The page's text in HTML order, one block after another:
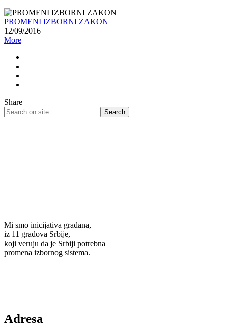
PROMENI IZBORNI ZAKON
12/09/2016
More
Share
Mi smo inicijativa građana,
iz 11 gradova Srbije,
koji veruju da je Srbiji potrebna
promena izbornog sistema.
Adresa